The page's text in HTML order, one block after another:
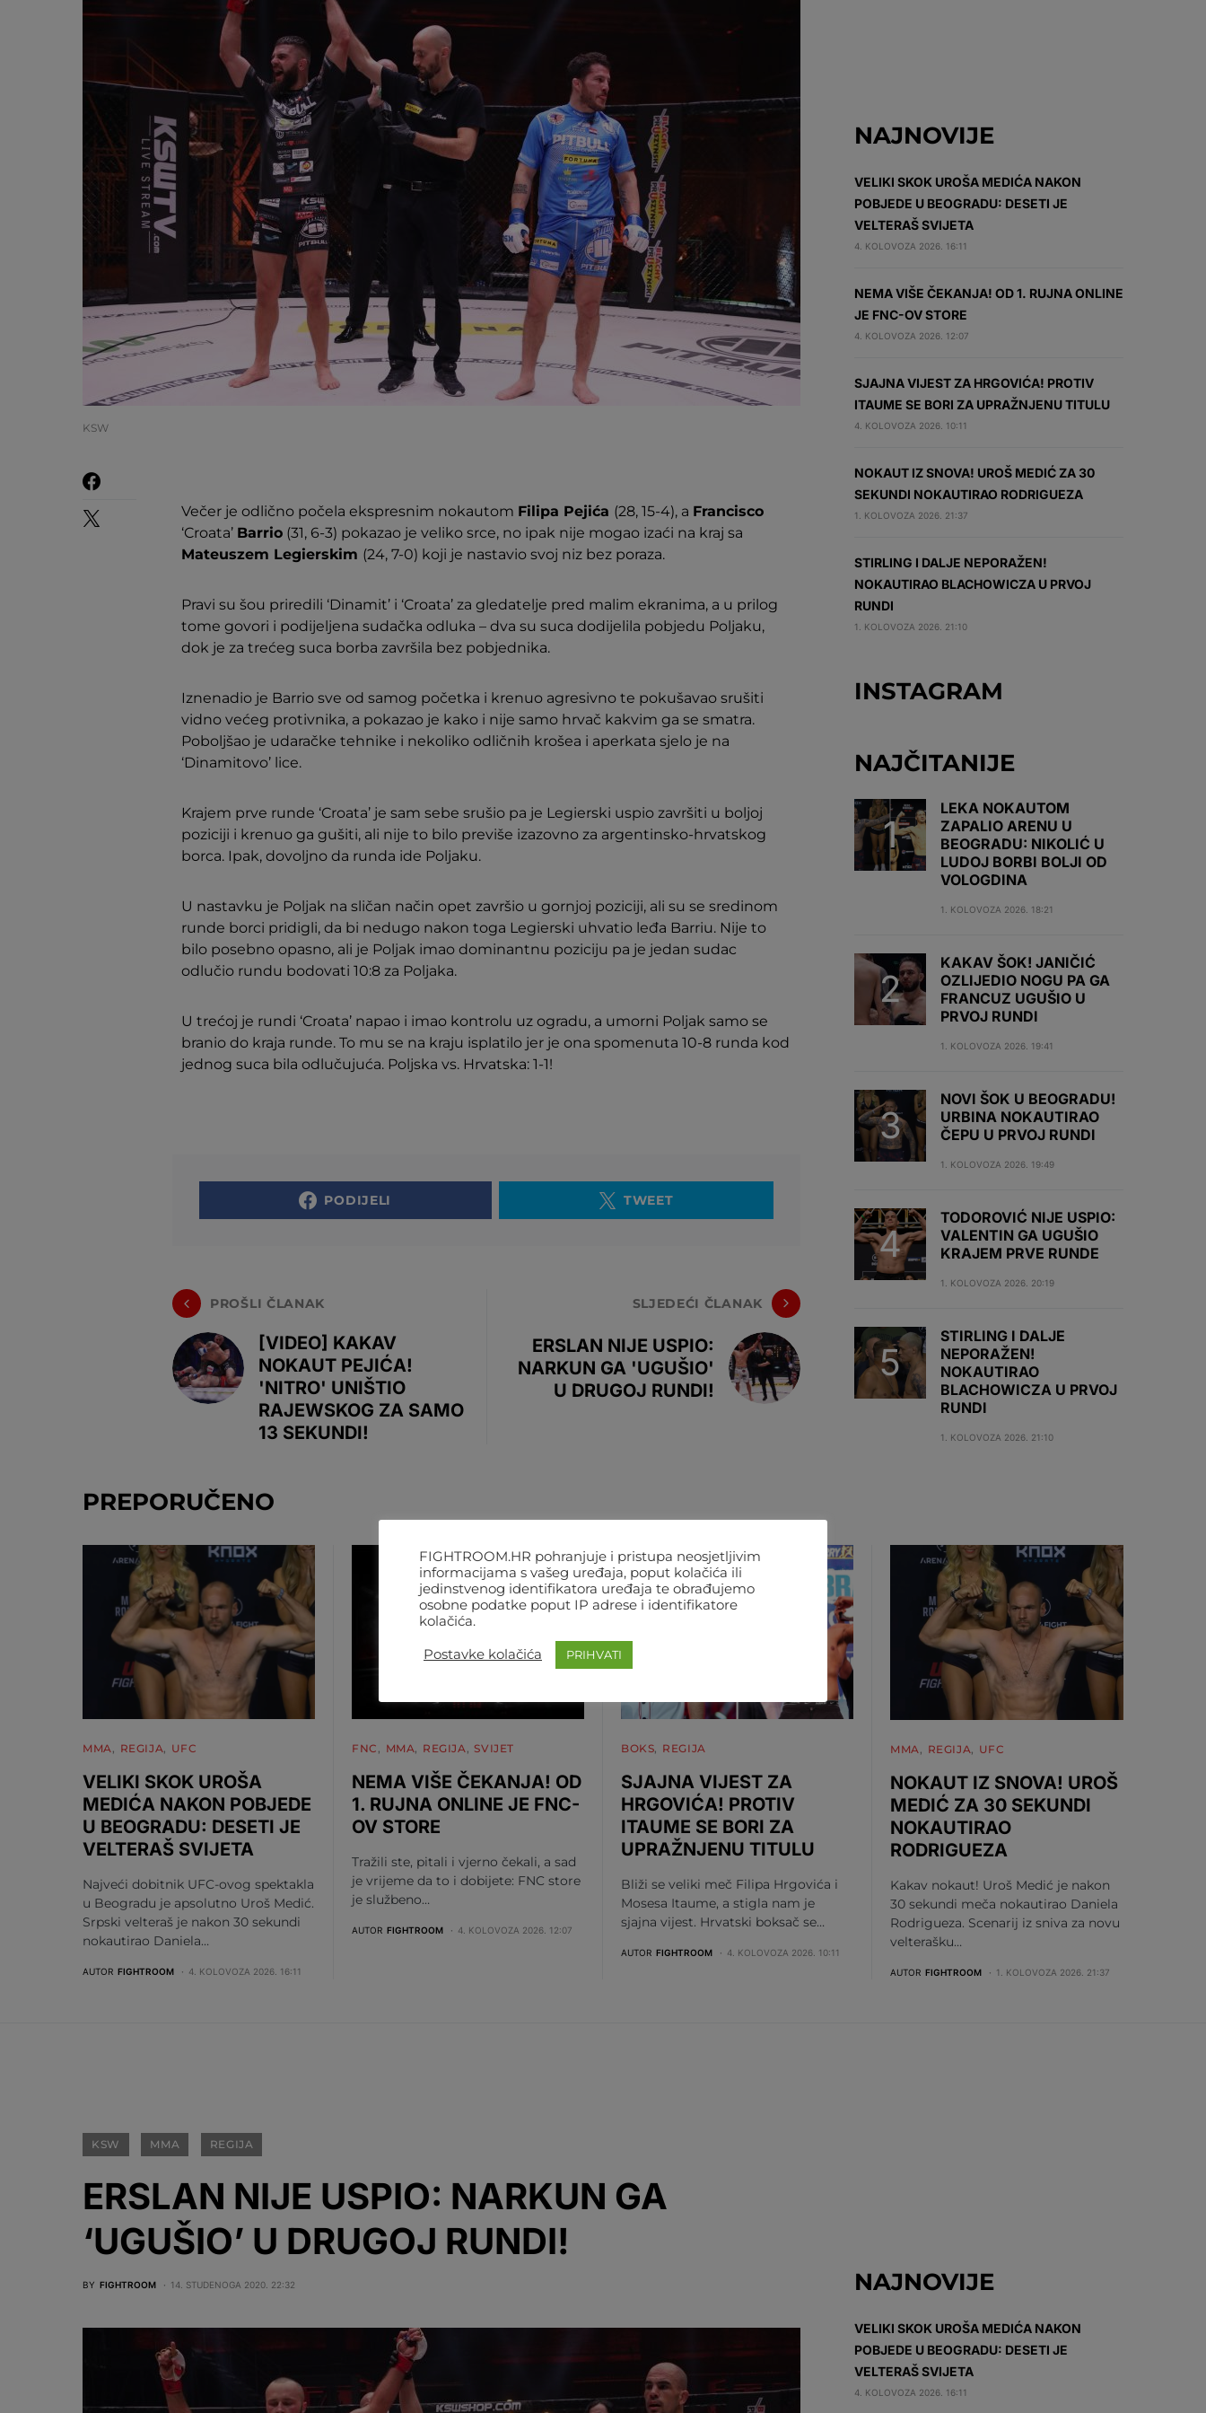
KSW
Večer je odlično počela ekspresnim nokautom Filipa Pejića (28, 15-4), a Francisco
‘Croata’ Barrio (31, 6-3) pokazao je veliko srce, no ipak nije mogao izaći na kraj sa
Mateuszem Legierskim (24, 7-0) koji je nastavio svoj niz bez poraza.
Pravi su šou priredili ‘Dinamit’ i ‘Croata’ za gledatelje pred malim ekranima, a u prilog
tome govori i podijeljena sudačka odluka – dva su suca dodijelila pobjedu Poljaku,
dok je za trećeg suca borba završila bez pobjednika.
Iznenadio je Barrio sve od samog početka i krenuo agresivno te pokušavao srušiti
vidno većeg protivnika, a pokazao je kako i nije samo hrvač kakvim ga se smatra.
Poboljšao je udaračke tehnike i nekoliko odličnih krošea i aperkata sjelo je na
‘Dinamitovo’ lice.
Krajem prve runde ‘Croata’ je sam sebe srušio pa je Legierski uspio završiti u boljoj
poziciji i krenuo ga gušiti, ali nije to bilo previše izazovno za argentinsko-hrvatskog
borca. Ipak, dovoljno da runda ide Poljaku.
U nastavku je Poljak na sličan način opet završio u gornjoj poziciji, ali su se sredinom
runde borci pridigli, da bi nedugo nakon toga Legierski uhvatio leđa Barriu. Nije to
bilo posebno opasno, ali je Poljak imao dominantnu poziciju pa je jedan sudac
odlučio rundu bodovati 10:8 za Poljaka.
U trećoj je rundi ‘Croata’ napao i imao kontrolu uz ogradu, a umorni Poljak samo se
branio do kraja runde. To mu se na kraju isplatilo jer je ona spomenuta 10-8 runda kod
jednog suca bila odlučujuća. Poljska vs. Hrvatska: 1-1!
PODIJELI TWEET
PROŠLI ČLANAK
[VIDEO] KAKAV
NOKAUT PEJIĆA!
'NITRO' UNIŠTIO
RAJEWSKOG ZA SAMO
13 SEKUNDI!
SLJEDEĆI ČLANAK
ERSLAN NIJE USPIO:
NARKUN GA 'UGUŠIO'
U DRUGOJ RUNDI!
NAJNOVIJE
VELIKI SKOK UROŠA MEDIĆA NAKON
POBJEDE U BEOGRADU: DESETI JE
VELTERAŠ SVIJETA
4. KOLOVOZA 2026. 16:11
NEMA VIŠE ČEKANJA! OD 1. RUJNA ONLINE
JE FNC-OV STORE
4. KOLOVOZA 2026. 12:07
SJAJNA VIJEST ZA HRGOVIĆA! PROTIV
ITAUME SE BORI ZA UPRAŽNJENU TITULU
4. KOLOVOZA 2026. 10:11
NOKAUT IZ SNOVA! UROŠ MEDIĆ ZA 30
SEKUNDI NOKAUTIRAO RODRIGUEZA
1. KOLOVOZA 2026. 21:37
STIRLING I DALJE NEPORAŽEN!
NOKAUTIRAO BLACHOWICZA U PRVOJ
RUNDI
1. KOLOVOZA 2026. 21:10
INSTAGRAM
NAJČITANIJE
LEKA NOKAUTOM
ZAPALIO ARENU U
BEOGRADU: NIKOLIĆ U
LUDOJ BORBI BOLJI OD
VOLOGDINA
1. KOLOVOZA 2026. 18:21
KAKAV ŠOK! JANIČIĆ
OZLIJEDIO NOGU PA GA
FRANCUZ UGUŠIO U
PRVOJ RUNDI
1. KOLOVOZA 2026. 19:41
NOVI ŠOK U BEOGRADU!
URBINA NOKAUTIRAO
ČEPU U PRVOJ RUNDI
1. KOLOVOZA 2026. 19:49
TODOROVIĆ NIJE USPIO:
VALENTIN GA UGUŠIO
KRAJEM PRVE RUNDE
1. KOLOVOZA 2026. 20:19
STIRLING I DALJE
NEPORAŽEN!
NOKAUTIRAO
BLACHOWICZA U PRVOJ
RUNDI
1. KOLOVOZA 2026. 21:10
PREPORUČENO
MMA REGIJA UFC
VELIKI SKOK UROŠA
MEDIĆA NAKON POBJEDE
U BEOGRADU: DESETI JE
VELTERAŠ SVIJETA
Najveći dobitnik UFC-ovog spektakla
u Beogradu je apsolutno Uroš Medić.
Srpski velteraš je nakon 30 sekundi
nokautirao Daniela…
AUTOR FIGHTROOM 4. KOLOVOZA 2026. 16:11
FNC MMA REGIJA SVIJET
NEMA VIŠE ČEKANJA! OD
1. RUJNA ONLINE JE FNC-
OV STORE
Tražili ste, pitali i vjerno čekali, a sad
je vrijeme da to i dobijete: FNC store
je službeno…
AUTOR FIGHTROOM 4. KOLOVOZA 2026. 12:07
BOKS REGIJA
SJAJNA VIJEST ZA
HRGOVIĆA! PROTIV
ITAUME SE BORI ZA
UPRAŽNJENU TITULU
Bliži se veliki meč Filipa Hrgovića i
Mosesa Itaume, a stigla nam je
sjajna vijest. Hrvatski boksač se…
AUTOR FIGHTROOM 4. KOLOVOZA 2026. 10:11
MMA REGIJA UFC
NOKAUT IZ SNOVA! UROŠ
MEDIĆ ZA 30 SEKUNDI
NOKAUTIRAO
RODRIGUEZA
Kakav nokaut! Uroš Medić je nakon
30 sekundi meča nokautirao Daniela
Rodrigueza. Scenarij iz sniva za novu
velterašku…
AUTOR FIGHTROOM 1. KOLOVOZA 2026. 21:37
KSW MMA REGIJA
ERSLAN NIJE USPIO: NARKUN GA
‘UGUŠIO’ U DRUGOJ RUNDI!
BY FIGHTROOM 14. STUDENOGA 2020. 22:32 NAJNOVIJE
VELIKI SKOK UROŠA MEDIĆA NAKON
POBJEDE U BEOGRADU: DESETI JE
VELTERAŠ SVIJETA
4. KOLOVOZA 2026. 16:11
FIGHTROOM.HR pohranjuje i pristupa neosjetljivim
informacijama s vašeg uređaja, poput kolačića ili
jedinstvenog identifikatora uređaja te obrađujemo
osobne podatke poput IP adrese i identifikatore
kolačića.
Postavke kolačića PRIHVATI